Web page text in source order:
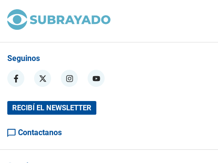
Seguinos
RECIBÍ EL NEWSLETTER
Contactanos